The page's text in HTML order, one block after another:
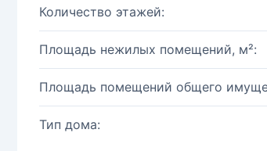
Количество этажей:
Площадь нежилых помещений, м²:
Площадь помещений общего
Тип дома: